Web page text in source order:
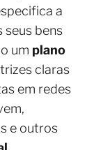
a
bens
um plano
claras
em redes
e outros